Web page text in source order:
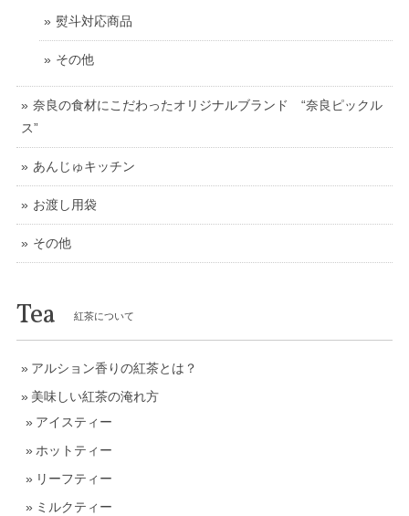
熨斗対応商品
その他
奈良の食材にこだわったオリジナルブランド “奈良ピックル
ス”
あんじゅキッチン
お渡し用袋
その他
Tea 紅茶について
アルション香りの紅茶とは？
美味しい紅茶の淹れ方
アイスティー
ホットティー
リーフティー
ミルクティー